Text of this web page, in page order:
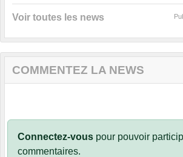
Voir toutes les news
COMMENTEZ LA NEWS
Connectez-vous pour pouvoir
commentaires.